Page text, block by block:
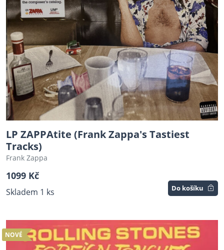
LP ZAPPAtite (Frank Zappa's Tastiest
Tracks)
Frank Zappa
1099 Kč
Skladem 1 ks Do košíku
NOVÉ